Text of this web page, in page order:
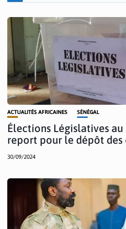
ACTUALITÉS AFRICAINES SÉNÉGAL
Élections Législatives au
report pour le dépôt des
30/09/2024